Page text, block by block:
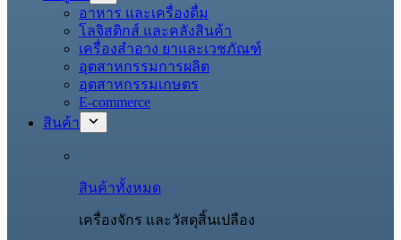
อาหาร และเครื่องดื่ม
โลจิสติกส์ และคลังสินค้า
เครื่องสำอาง ยาและเวชภัณฑ์
อุตสาหกรรมการผลิต
อุตสาหกรรมเกษตร
E-commerce
สินค้า
สินค้าทั้งหมด
เครื่องจักร และวัสดุสิ้นเปลือง